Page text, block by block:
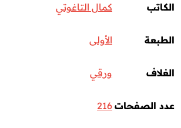
الكاتب
كمال التاغوتي
الطبعة الأولى
الغلاف ورقي
عدد الصفحات 216